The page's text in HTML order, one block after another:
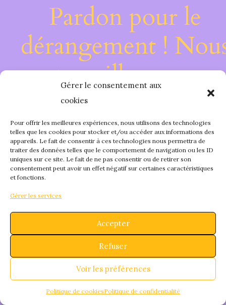
Gérer le consentement aux
cookies
Pour offrir les meilleures expériences, nous utilisons des technologies
telles que les cookies pour stocker et/ou accéder aux informations des
appareils. Le fait de consentir à ces technologies nous permettra de
traiter des données telles que le comportement de navigation ou les ID
uniques sur ce site. Le fait de ne pas consentir ou de retirer son
consentement peut avoir un effet négatif sur certaines caractéristiques
et fonctions.
Gérer les services
Accepter
Refuser
Voir les préférences
Politique de cookiesPolitique de confidentialité
Pardon pour le
dérangement !
travaillons sur
quelque chose de
fantastique –
bientôt !